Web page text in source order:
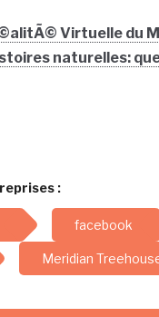
Virtuelle du
naturelles:
:
facebook
Meridian